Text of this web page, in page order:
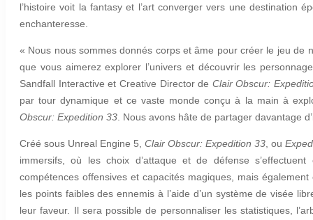
l’histoire voit la fantasy et l’art converger vers une destination
enchanteresse.
« Nous nous sommes donnés corps et âme pour créer le jeu de
que vous aimerez explorer l’univers et découvrir les
Sandfall Interactive et Creative Director de Clair Obscur:
par tour dynamique et ce vaste monde conçu à la main à
Obscur: Expedition 33 . Nous avons hâte de partager davantage
Créé sous Unreal Engine 5,Clair Obscur: Expedition 33 , ou
immersifs, où les choix d’attaque et de défense
compétences offensives et capacités magiques, mais
les points faibles des ennemis à l’aide d’un système de visée
leur faveur. Il sera possible de personnaliser les statistiques,